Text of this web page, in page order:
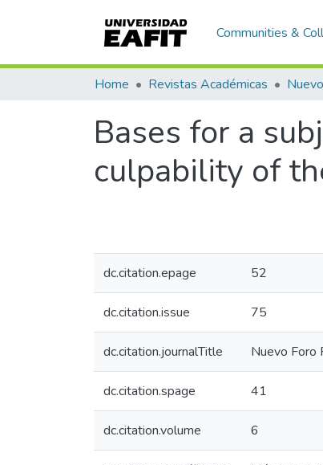
Communities &
Home Revistas Académicas
Bases for a
culpability of
dc.citation.epage 52
dc.citation.issue 75
dc.citation.journalTitle Nuevo Foro
dc.citation.spage 41
dc.citation.volume 6